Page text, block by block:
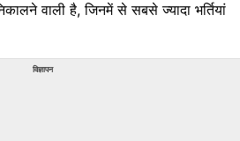
वाली है, जिनमें से सबसे ज्यादा भर्तियां
विज्ञापन